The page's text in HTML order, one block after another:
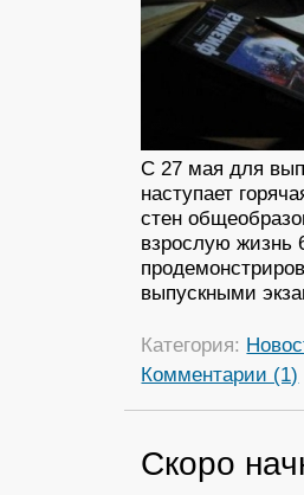
С 27 мая для
наступает
стен
взрослую жизнь
выпускными
Категория:
Комментарии (1)
Скоро